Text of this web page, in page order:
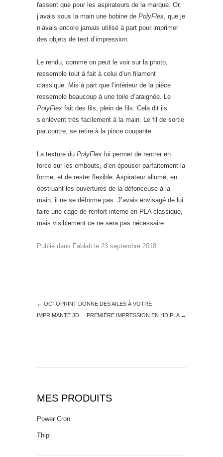
fassent que pour les aspirateurs de la marque. Or,
j’avais sous la main une bobine de PolyFlex, que je
n’avais encore jamais utilisé à part pour imprimer
des objets de test d’impression.
Le rendu, comme on peut le voir sur la photo,
ressemble tout à fait à celui d’un filament
classique. Mis à part que l’intérieur de la pièce
ressemble beaucoup à une toile d’araignée. Le
PolyFlex fait des fils, plein de fils. Cela dit ils
s’enlèvent très facilement à la main. Le fil de sortie
par contre, se retire à la pince coupante.
La texture du PolyFlex lui permet de rentrer en
force sur les embouts, d’en épouser parfaitement la
forme, et de rester flexible. Aspirateur allumé, en
obstruant les ouvertures de la défonceuse à la
main, il ne se déforme pas. J’avais envisagé de lui
faire une cage de renfort interne en PLA classique,
mais visiblement ce ne sera pas nécessaire.
Publié dans Fablab le 23 septembre 2018.
← OCTOPRINT DONNE DES AILES À VOTRE
IMPRIMANTE 3D
PREMIÈRE IMPRESSION EN HD PLA →
MES PRODUITS
Power Cron
Thipi